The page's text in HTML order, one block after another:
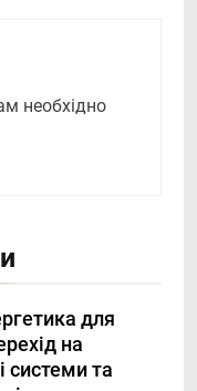
необхідно
для
на
системи та